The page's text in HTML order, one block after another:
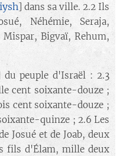
iysh] dans sa ville. 2.2 Ils
Néhémie, Seraja,
Mispar, Bigvaï, Rehum,
du peuple d'Israël : 2.3
cent soixante-douze ;
cent soixante-douze ;
quinze ; 2.6 Les
Josué et de Joab, deux
fils d'Élam, mille deux